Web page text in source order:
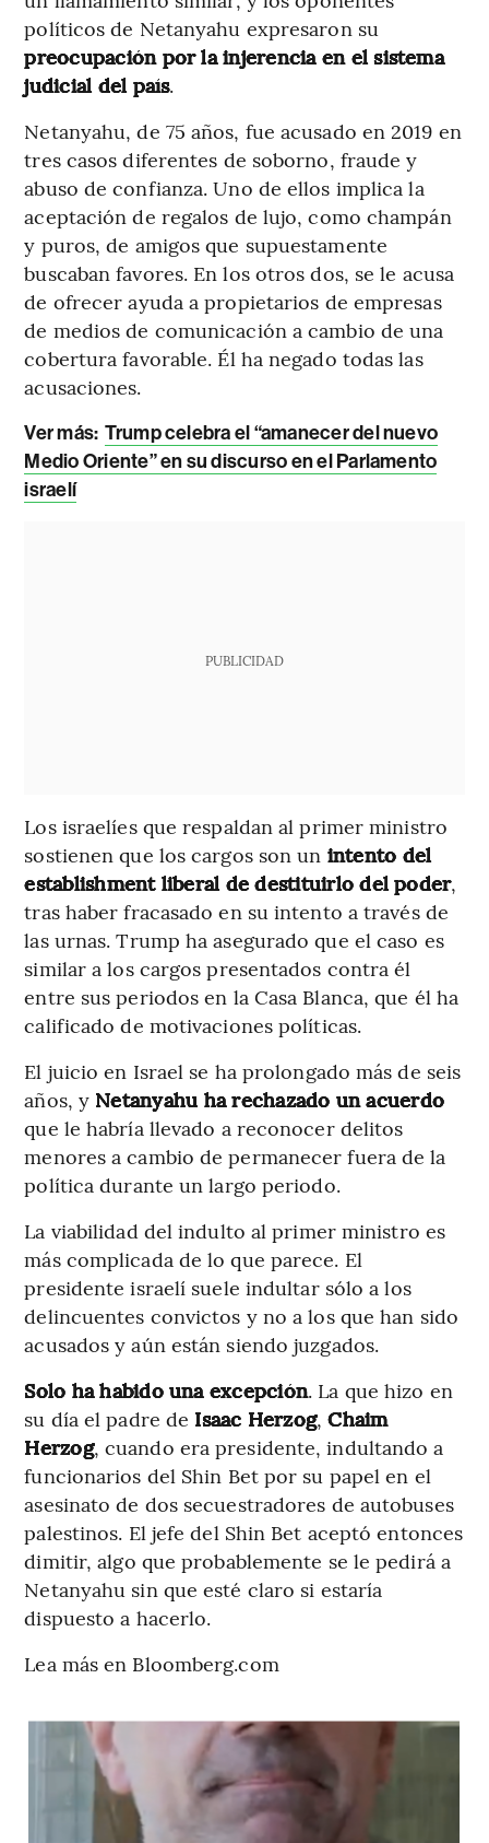
políticos de Netanyahu expresaron su
preocupación por la injerencia en el sistema
judicial del país.
Netanyahu, de 75 años, fue acusado en 2019 en
tres casos diferentes de soborno, fraude y
abuso de confianza. Uno de ellos implica la
aceptación de regalos de lujo, como champán
y puros, de amigos que supuestamente
buscaban favores. En los otros dos, se le acusa
de ofrecer ayuda a propietarios de empresas
de medios de comunicación a cambio de una
cobertura favorable. Él ha negado todas las
acusaciones.
Ver más: Trump celebra el “amanecer del nuevo
Medio Oriente” en su discurso en el Parlamento
israelí
PUBLICIDAD
Los israelíes que respaldan al primer ministro
sostienen que los cargos son un intento del
establishment liberal de destituirlo del poder,
tras haber fracasado en su intento a través de
las urnas. Trump ha asegurado que el caso es
similar a los cargos presentados contra él
entre sus periodos en la Casa Blanca, que él ha
calificado de motivaciones políticas.
El juicio en Israel se ha prolongado más de seis
años, y Netanyahu ha rechazado un acuerdo
que le habría llevado a reconocer delitos
menores a cambio de permanecer fuera de la
política durante un largo periodo.
La viabilidad del indulto al primer ministro es
más complicada de lo que parece. El
presidente israelí suele indultar sólo a los
delincuentes convictos y no a los que han sido
acusados y aún están siendo juzgados.
Solo ha habido una excepción. La que hizo en
su día el padre de Isaac Herzog,Chaim
Herzog, cuando era presidente, indultando a
funcionarios del Shin Bet por su papel en el
asesinato de dos secuestradores de autobuses
palestinos. El jefe del Shin Bet aceptó entonces
dimitir, algo que probablemente se le pedirá a
Netanyahu sin que esté claro si estaría
dispuesto a hacerlo.
Lea más en Bloomberg.com